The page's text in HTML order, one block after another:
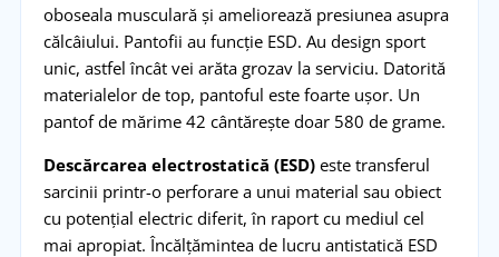
oboseala musculară și ameliorează presiunea asupra
călcâiului. Pantofii au funcție ESD. Au design sport
unic, astfel încât vei arăta grozav la serviciu. Datorită
materialelor de top, pantoful este foarte ușor. Un
pantof de mărime 42 cântărește doar 580 de grame.
Descărcarea electrostatică (ESD)este transferul
sarcinii printr-o perforare a unui material sau obiect
cu potențial electric diferit, în raport cu mediul cel
mai apropiat. Încălțămintea de lucru antistatică ESD